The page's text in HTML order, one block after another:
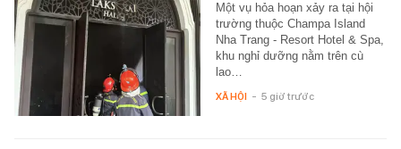
Một vụ hỏa hoạn xảy ra tại hội
trường thuộc Champa Island
Nha Trang - Resort Hotel & Spa,
khu nghỉ dưỡng nằm trên cù
lao…
XÃ HỘI - 5 giờ trước